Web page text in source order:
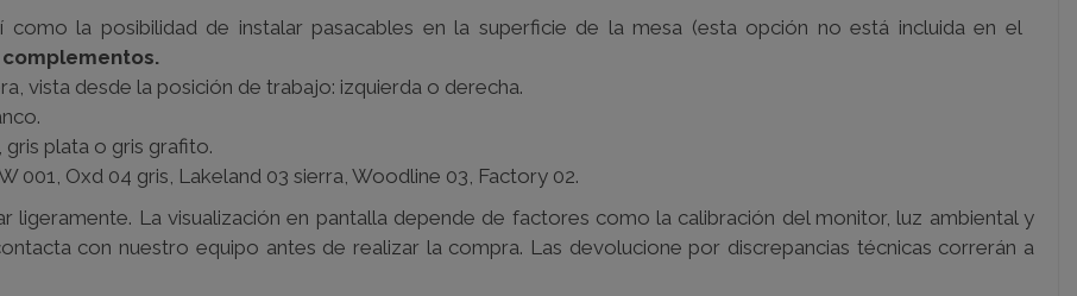
como la posibilidad de instalar pasacables en la superficie de la mesa (esta opción no está incluida en el
complementos.
vista desde la posición de trabajo: izquierda o derecha.
plata o gris grafito.
001, Oxd 04 gris, Lakeland 03 sierra, Woodline 03, Factory 02.
ligeramente. La visualización en pantalla depende de factores como la calibración del monitor, luz ambiental y
con nuestro equipo antes de realizar la compra. Las devolucione por discrepancias técnicas correrán a